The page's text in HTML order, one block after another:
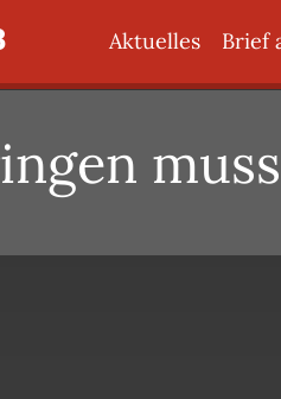
Aktuelles Brief
muss